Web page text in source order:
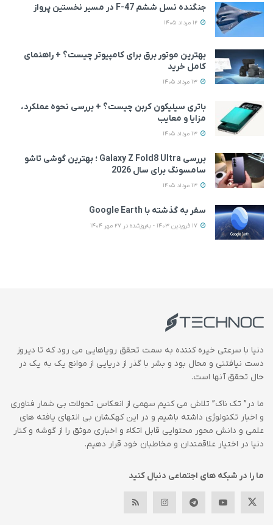
جنگنده نسل ششم F-47 در مسیر نخستین پرواز
بهترین موتور برق برای کامپیوتر چیست؟ + راهنمای
کامل خرید
باتری سیلیکون کربن چیست؟ + بررسی نحوه عملکرد،
مزایا و معایب
بررسی Galaxy Z Fold8 Ultra ؛ بهترین گوشی تاشو
سامسونگ برای سال 2026
سفر به گذشته با Google Earth
دنیا با سرعتی خیره کننده به سمت تحقق رویاهایی می رود که تا دیروز
دست نیافتنی و محال بود و بشر با گذر از دریایی از موانع یک به یک در
حال تحقق آنها است.
ما در” تک ناک” تلاش می کنیم سهمی از انعکاس تحولات بی شمار فناوری
و اخبار تکنولوژی داشته باشیم و در این کهکشان بی انتهای یافته های
علمی و دانش محور محتوایی قابل اتکاء و اخباری موثق را از گوشه و کنار
دنیا در اختیار علاقمندان و مخاطبان خود قرار دهیم.
ما را در شبکه های اجتماعی دنبال کنید